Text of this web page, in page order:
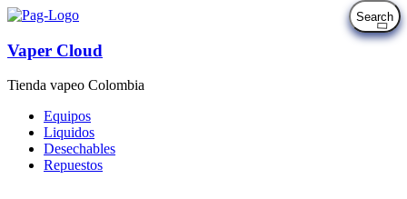
Vaper Cloud
Tienda vapeo Colombia
Equipos
Liquidos
Desechables
Repuestos